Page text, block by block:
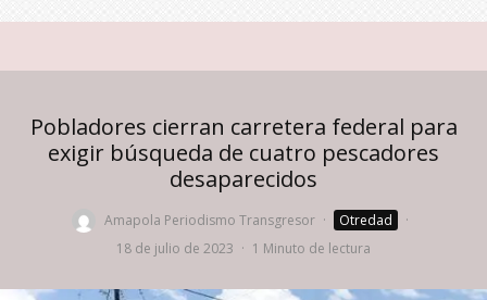
Pobladores cierran carretera federal para
exigir búsqueda de cuatro pescadores
desaparecidos
Amapola Periodismo Transgresor · Otredad
·
18 de julio de 2023 · 1 Minuto de lectura